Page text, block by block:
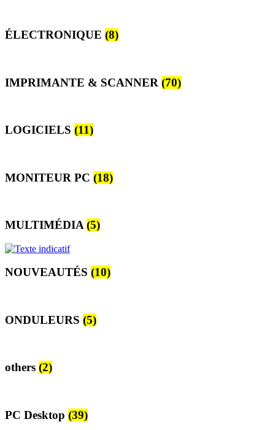
ÉLECTRONIQUE (8)
IMPRIMANTE & SCANNER (70)
LOGICIELS (11)
MONITEUR PC (18)
MULTIMÉDIA (5)
NOUVEAUTÉS (10)
ONDULEURS (5)
others (2)
PC Desktop (39)